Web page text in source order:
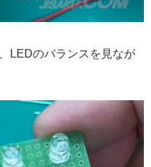
LEDのバランスを見なが